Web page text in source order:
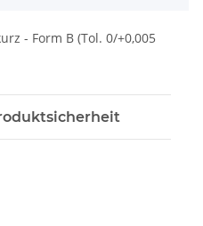
- Form B (Tol. 0/+0,005